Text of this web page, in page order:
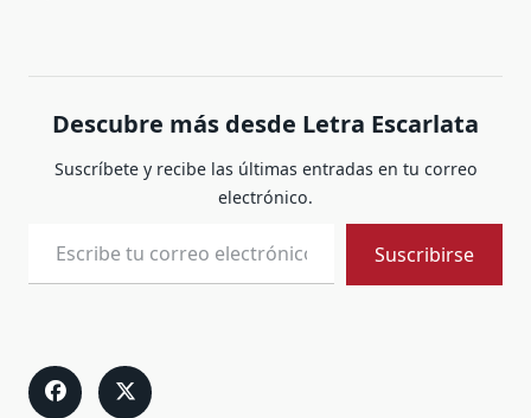
Descubre más desde Letra Escarlata
Suscríbete y recibe las últimas entradas en tu correo
electrónico.
Suscribirse